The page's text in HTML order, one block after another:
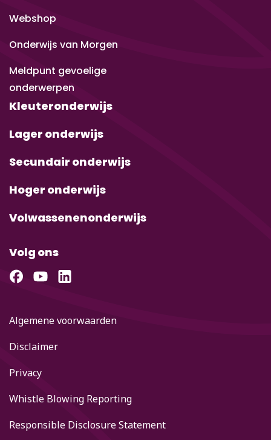
Webshop
Onderwijs van Morgen
Meldpunt gevoelige
onderwerpen
Kleuteronderwijs
Lager onderwijs
Secundair onderwijs
Hoger onderwijs
Volwassenenonderwijs
Volg ons
Algemene voorwaarden
Disclaimer
Privacy
Whistle Blowing Reporting
Responsible Disclosure Statement